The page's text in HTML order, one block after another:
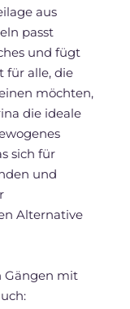
aus
passt
und fügt
für alle, die
möchten,
die ideale
sich für
und
Alternative
Gängen mit